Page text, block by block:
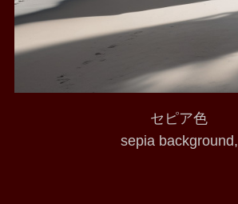
セピア色
sepia background,